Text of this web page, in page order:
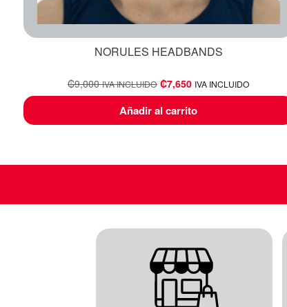
NORULES HEADBANDS
₡9,000 IVA INCLUIDO ₡7,650 IVA INCLUIDO
Añadir al carrito